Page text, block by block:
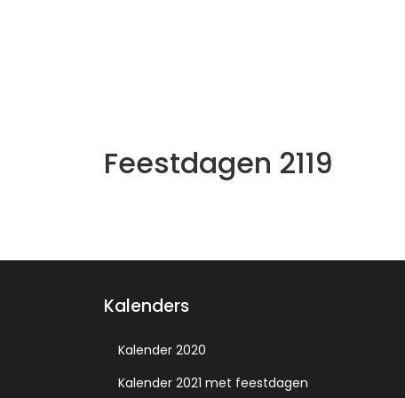
Feestdagen 2119
Kalenders
Kalender 2020
Kalender 2021 met feestdagen